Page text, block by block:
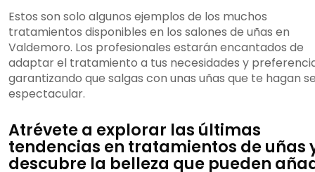
Estos son solo algunos ejemplos de los muchos
tratamientos disponibles en los salones de uñas en
Valdemoro. Los profesionales estarán encantados de
adaptar el tratamiento a tus necesidades y
garantizando que salgas con unas uñas que te hagan
espectacular.
Atrévete a explorar las últimas
tendencias en tratamientos de uñas
descubre la belleza que pueden